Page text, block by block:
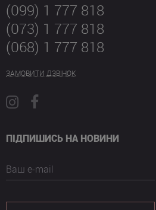
(099) 1 777 818
(073) 1 777 818
(068) 1 777 818
ЗАМОВИТИ ДЗВІНОК
ПІДПИШИСЬ НА НОВИНИ
Ваш e-mail